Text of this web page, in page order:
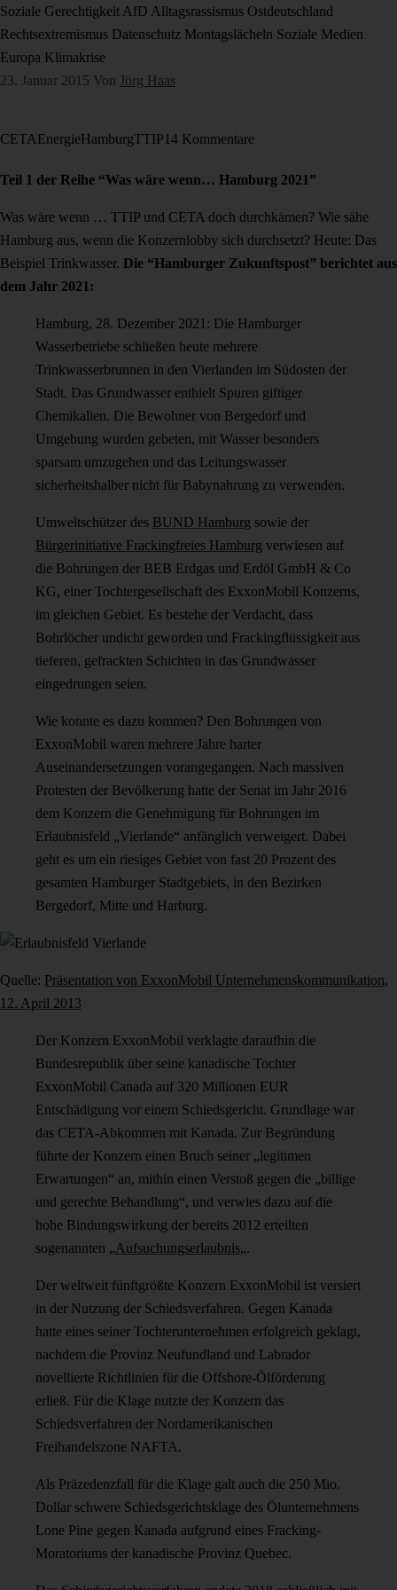
Soziale Gerechtigkeit AfD Alltagsrassismus Ostdeutschland
Rechtsextremismus Datenschutz Montagslächeln Soziale Medien
Europa Klimakrise
23. Januar 2015 Von Jörg Haas
CETAEnergieHamburgTTIP14 Kommentare
Teil 1 der Reihe “Was wäre wenn… Hamburg 2021”
Was wäre wenn … TTIP und CETA doch durchkämen? Wie sähe
Hamburg aus, wenn die Konzernlobby sich durchsetzt? Heute: Das
Beispiel Trinkwasser. Die “Hamburger Zukunftspost” berichtet aus
dem Jahr 2021:
Hamburg, 28. Dezember 2021: Die Hamburger
Wasserbetriebe schließen heute mehrere
Trinkwasserbrunnen in den Vierlanden im Südosten der
Stadt. Das Grundwasser enthielt Spuren giftiger
Chemikalien. Die Bewohner von Bergedorf und
Umgebung wurden gebeten, mit Wasser besonders
sparsam umzugehen und das Leitungswasser
sicherheitshalber nicht für Babynahrung zu verwenden.
Umweltschützer des BUND Hamburg sowie der
Bürgerinitiative Frackingfreies Hamburg verwiesen auf
die Bohrungen der BEB Erdgas und Erdöl GmbH & Co
KG, einer Tochtergesellschaft des ExxonMobil Konzerns,
im gleichen Gebiet. Es bestehe der Verdacht, dass
Bohrlöcher undicht geworden und Frackingflüssigkeit aus
tieferen, gefrackten Schichten in das Grundwasser
eingedrungen seien.
Wie konnte es dazu kommen? Den Bohrungen von
ExxonMobil waren mehrere Jahre harter
Auseinandersetzungen vorangegangen. Nach massiven
Protesten der Bevölkerung hatte der Senat im Jahr 2016
dem Konzern die Genehmigung für Bohrungen im
Erlaubnisfeld „Vierlande“ anfänglich verweigert. Dabei
geht es um ein riesiges Gebiet von fast 20 Prozent des
gesamten Hamburger Stadtgebiets, in den Bezirken
Bergedorf, Mitte und Harburg.
Quelle: Präsentation von ExxonMobil Unternehmenskommunikation,
12. April 2013
Der Konzern ExxonMobil verklagte daraufhin die
Bundesrepublik über seine kanadische Tochter
ExxonMobil Canada auf 320 Millionen EUR
Entschädigung vor einem Schiedsgericht. Grundlage war
das CETA-Abkommen mit Kanada. Zur Begründung
führte der Konzern einen Bruch seiner „legitimen
Erwartungen“ an, mithin einen Verstoß gegen die „billige
und gerechte Behandlung“, und verwies dazu auf die
hohe Bindungswirkung der bereits 2012 erteilten
sogenannten „Aufsuchungserlaubnis„.
Der weltweit fünftgrößte Konzern ExxonMobil ist versiert
in der Nutzung der Schiedsverfahren. Gegen Kanada
hatte eines seiner Tochterunternehmen erfolgreich geklagt,
nachdem die Provinz Neufundland und Labrador
novellierte Richtlinien für die Offshore-Ölförderung
erließ. Für die Klage nutzte der Konzern das
Schiedsverfahren der Nordamerikanischen
Freihandelszone NAFTA.
Als Präzedenzfall für die Klage galt auch die 250 Mio.
Dollar schwere Schiedsgerichtsklage des Ölunternehmens
Lone Pine gegen Kanada aufgrund eines Fracking-
Moratoriums der kanadische Provinz Quebec.